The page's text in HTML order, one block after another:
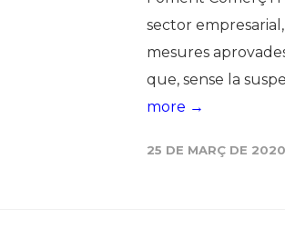
sector
mesures
que, sense la
more →
25 DE MARÇ DE 2020